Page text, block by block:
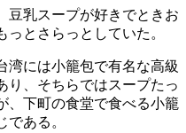
乳スープが好きでときお
とさらっとしていた。
には小籠包で有名な高級
り、そちらではスープたっ
、下町の食堂で食べる小籠
ある。